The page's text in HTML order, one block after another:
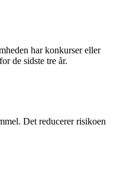
har konkurser eller
de sidste tre år.
Det reducerer risikoen